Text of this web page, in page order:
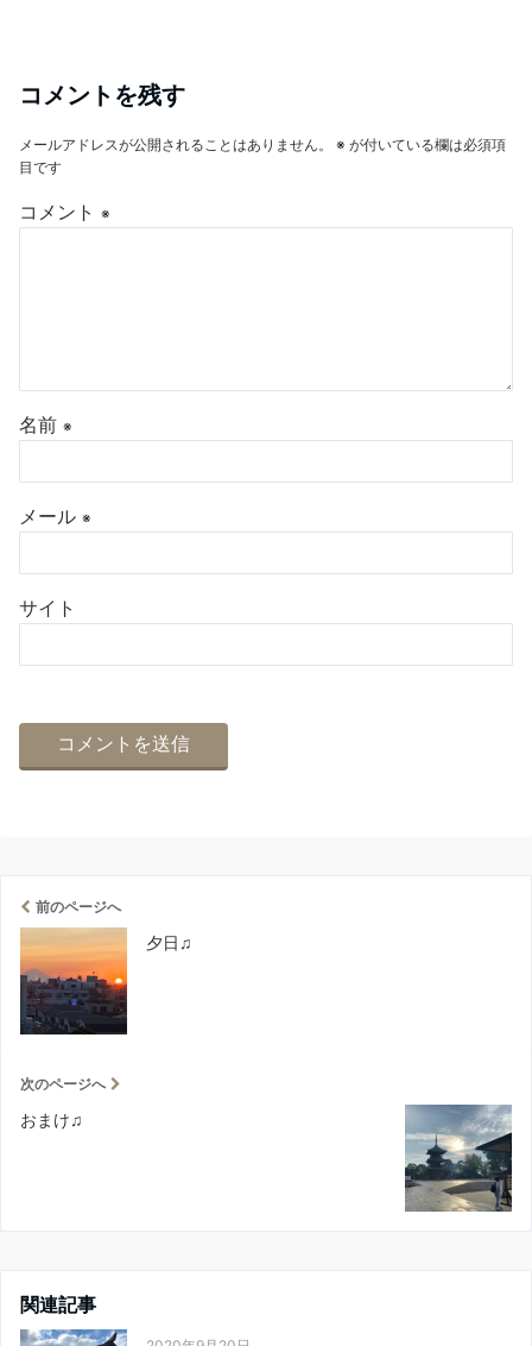
コメントを残す
メールアドレスが公開されることはありません。 ※ が付いている欄は必須項
目です
コメント ※
名前 ※
メール ※
サイト
前のページへ
夕日♫
次のページへ
おまけ♫
関連記事